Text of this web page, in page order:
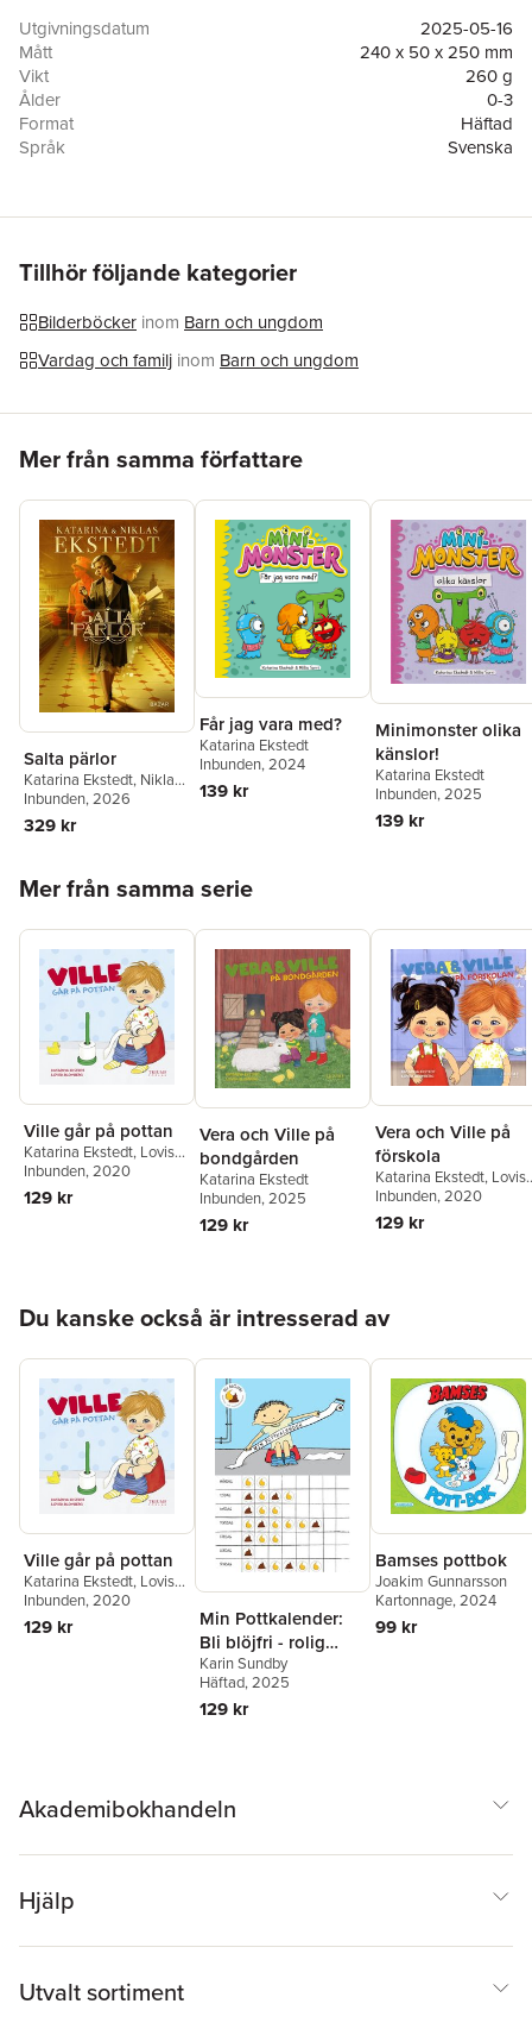
Bilderna är inspirerade av den populära småbarnsserien "Vera
& Ville" och Lovisa Blombergs härliga illustrationer.
Utgivningsdatum
2025-05-16
Mått
240 x 50 x 250 mm
Vikt
260 g
Ålder
0-3
Format
Häftad
Språk
Svenska
Förlag
Triumf Förlag
ISBN
Miljömärkning
Tillhör följande kategorier
Bilderböcker inom Barn och ungdom
Vardag och familj inom Barn och ungdom
Mer från samma författare
Salta pärlor
Katarina Ekstedt, Niklas
Ekstedt
Inbunden, 2026
329 kr
Får jag vara med?
Katarina Ekstedt
Inbunden, 2024
139 kr
Minimonster olika
känslor!
Katarina Ekstedt
Inbunden, 2025
139 kr
Mer från samma serie
Ville går på pottan
Katarina Ekstedt, Lovisa
Blomberg
Inbunden, 2020
129 kr
Vera och Ville på
bondgården
Katarina Ekstedt
Inbunden, 2025
129 kr
Vera och Ville på
förskola
Katarina Ekstedt,
Blomberg
Inbunden, 2020
129 kr
Du kanske också är intresserad av
Ville går på pottan
Katarina Ekstedt, Lovisa
Blomberg
Inbunden, 2020
129 kr
Min Pottkalender:
Bli blöjfri - rolig
potträning med
kiss- och
bajsklistermärken
Karin Sundby
Häftad, 2025
129 kr
Bamses pottbok
Joakim Gunnarsson
Kartonnage, 2024
99 kr
Akademibokhandeln
Hjälp
Utvalt sortiment